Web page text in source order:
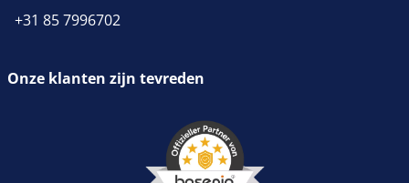
+31 85 7996702
Onze klanten zijn tevreden